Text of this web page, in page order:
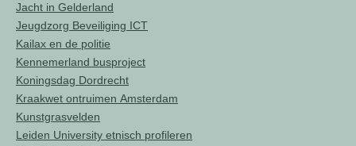
Jacht in Gelderland
Jeugdzorg Beveiliging ICT
Kailax en de politie
Kennemerland busproject
Koningsdag Dordrecht
Kraakwet ontruimen Amsterdam
Kunstgrasvelden
Leiden University etnisch profileren